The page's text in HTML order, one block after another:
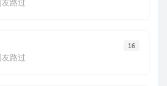
路过
16
路过